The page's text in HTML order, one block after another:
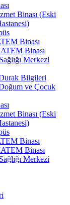
Binası (Eski
Binası
Binası
Merkezi
Bilgileri
ve Çocuk
Binası (Eski
Binası
Binası
Merkezi